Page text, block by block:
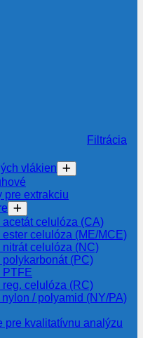
Filtrácia
vlákien
pre extrakciu
acetát celulóza (CA)
ester celulóza (ME/MCE)
nitrát celulóza (NC)
polykarbonát (PC)
PTFE
reg. celulóza (RC)
nylon / polyamid (NY/PA)
pre kvalitatívnu analýzu